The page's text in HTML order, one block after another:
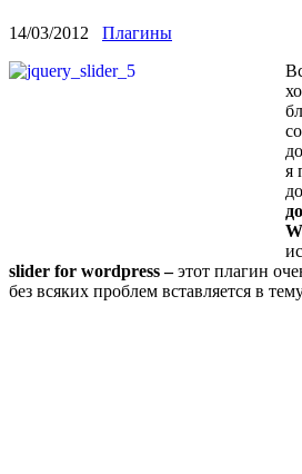
14/03/2012
Плагины
я
slider for wordpress –этот плагин
без всяких проблем вставляется в